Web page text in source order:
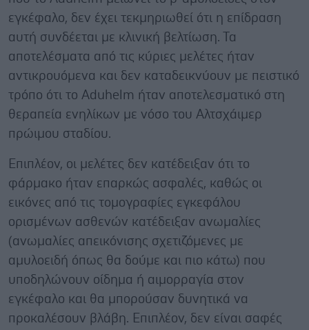
εγκέφαλο, δεν έχει τεκμηριωθεί ότι η επίδραση
αυτή συνδέεται με κλινική βελτίωση. Τα
αποτελέσματα από τις κύριες μελέτες ήταν
αντικρουόμενα και δεν καταδεικνύουν με πειστικό
τρόπο ότι το Aduhelm ήταν αποτελεσματικό στη
θεραπεία ενηλίκων με νόσο του Αλτσχάιμερ
πρώιμου σταδίου.
Επιπλέον, οι μελέτες δεν κατέδειξαν ότι το
φάρμακο ήταν επαρκώς ασφαλές, καθώς οι
εικόνες από τις τομογραφίες εγκεφάλου
ορισμένων ασθενών κατέδειξαν ανωμαλίες
(ανωμαλίες απεικόνισης σχετιζόμενες με
αμυλοειδή όπως θα δούμε και πιο κάτω) που
υποδηλώνουν οίδημα ή αιμορραγία στον
εγκέφαλο και θα μπορούσαν δυνητικά να
προκαλέσουν βλάβη. Επιπλέον, δεν είναι σαφές